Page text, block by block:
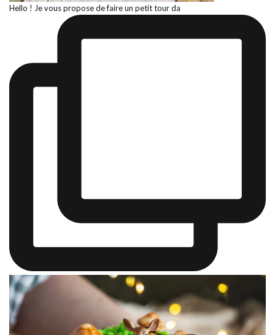
Hello ! Je vous propose de faire un petit tour da